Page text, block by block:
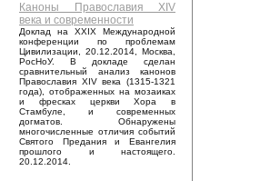
Каноны Православия XIV
века и современности
Доклад на XXIX Международной
конференции по проблемам
Цивилизации, 20.12.2014, Москва,
РосНоУ. В докладе сделан
сравнительный анализ канонов
Православия XIV века (1315-1321
года), отображенных на мозаиках
и фресках церкви Хора в
Стамбуле, и современных
догматов. Обнаружены
многочисленные отличия событий
Святого Предания и Евангелия
прошлого и настоящего.
20.12.2014.